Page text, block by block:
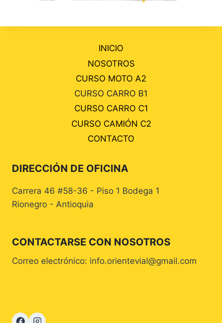
INICIO
NOSOTROS
CURSO MOTO A2
CURSO CARRO B1
CURSO CARRO C1
CURSO CAMIÓN C2
CONTACTO
DIRECCIÓN DE OFICINA
Carrera 46 #58-36 - Piso 1 Bodega 1
Rionegro - Antioquia
CONTACTARSE CON NOSOTROS
Correo electrónico: info.orientevial@gmail.com